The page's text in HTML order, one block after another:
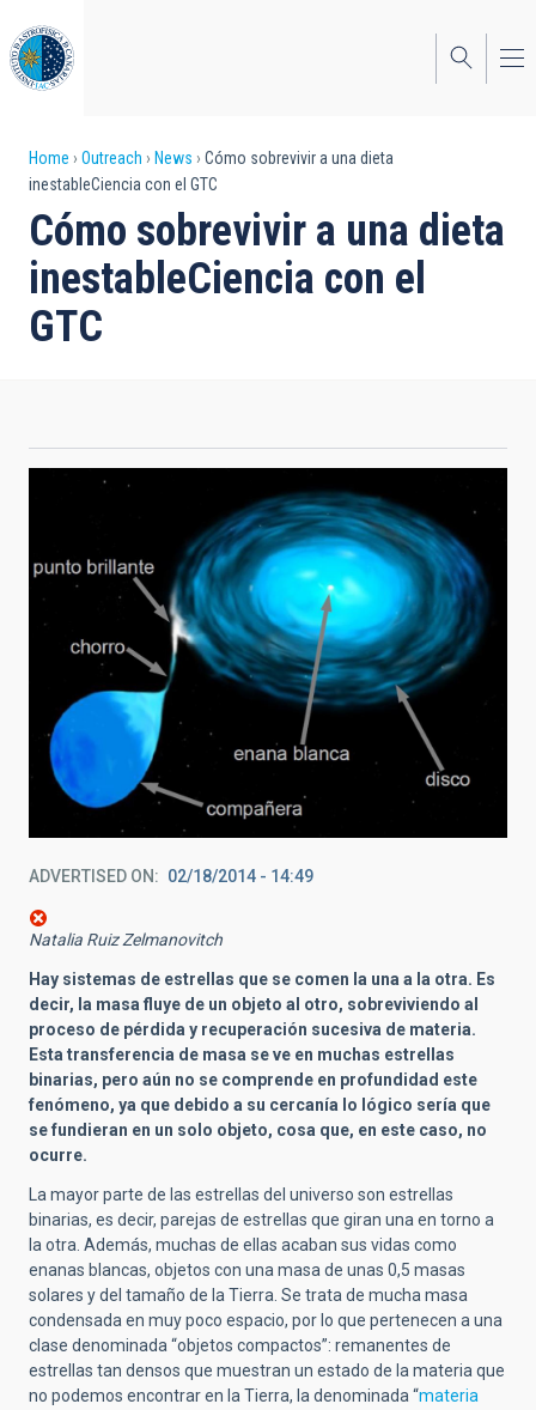
to
main
content
Breadcrumb
Home Outreach News
Cómo sobrevivir a una dieta
inestableCiencia con el GTC
Cómo sobrevivir a una dieta
inestableCiencia con el
GTC
ADVERTISED ON 02/18/2014 - 14:49
Natalia Ruiz Zelmanovitch
Hay sistemas de estrellas que se comen la una a la otra. Es
decir, la masa fluye de un objeto al otro, sobreviviendo al
proceso de pérdida y recuperación sucesiva de materia.
Esta transferencia de masa se ve en muchas estrellas
binarias, pero aún no se comprende en profundidad este
fenómeno, ya que debido a su cercanía lo lógico sería que
se fundieran en un solo objeto, cosa que, en este caso, no
ocurre.
La mayor parte de las estrellas del universo son estrellas
binarias, es decir, parejas de estrellas que giran una en torno a
la otra. Además, muchas de ellas acaban sus vidas como
enanas blancas, objetos con una masa de unas 0,5 masas
solares y del tamaño de la Tierra. Se trata de mucha masa
condensada en muy poco espacio, por lo que pertenecen a una
clase denominada “objetos compactos”: remanentes de
estrellas tan densos que muestran un estado de la materia que
no podemos encontrar en la Tierra, la denominada “materia